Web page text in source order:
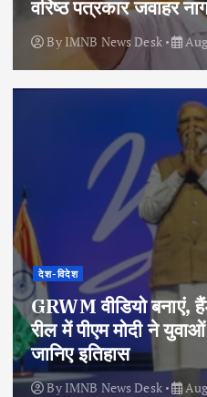
वरिष्ठ पत्रकार जवाहर
By IMNB News Desk
देश-विदेश
GRWM वीडियो बनाएं,
रील में पीएम मोदी ने
जानिए इतिहास
By IMNB News Desk